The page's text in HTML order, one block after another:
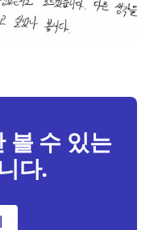
볼 수 있는
다.